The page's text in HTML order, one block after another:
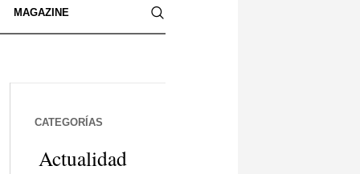
MAGAZINE
CATEGORÍAS
Actualidad